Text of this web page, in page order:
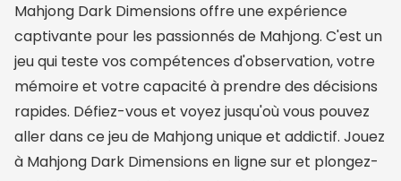
Mahjong Dark Dimensions offre une expérience
captivante pour les passionnés de Mahjong. C'est un
jeu qui teste vos compétences d'observation, votre
mémoire et votre capacité à prendre des décisions
rapides. Défiez-vous et voyez jusqu'où vous pouvez
aller dans ce jeu de Mahjong unique et addictif. Jouez
à Mahjong Dark Dimensions en ligne sur et plongez-